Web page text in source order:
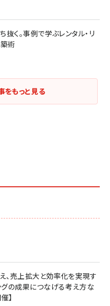
く。事例で学ぶレンタル・リ
術
をもっと見る
、売上拡大と効率化を実現す
グの成果につなげる考え方な
】